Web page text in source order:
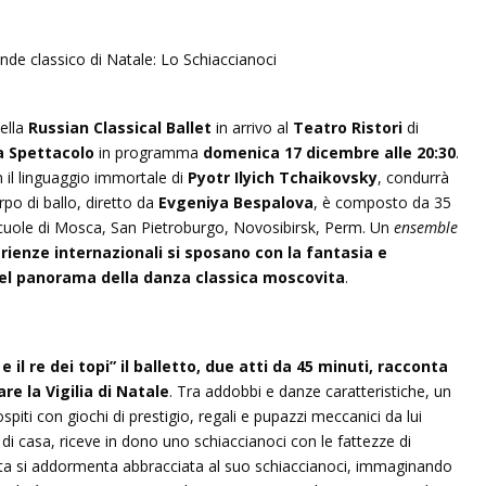
Russian Classical Ballet in arrivo al Teatro Ristoridi
Spettacolo in programma domenica 17 dicembre alle 20:30.
linguaggio immortale di Pyotr Ilyich Tchaikovsky, condurrà
di ballo, diretto da Evgeniya Bespalova, è composto da 35
di Mosca, San Pietroburgo, Novosibirsk, Perm. Un ensemble
internazionali si sposano con la fantasia e
panorama della danza classica moscovita.
il re dei topi” il balletto, due atti da 45 minuti, racconta
la Vigilia di Natale. Tra addobbi e danze caratteristiche, un
con giochi di prestigio, regali e pupazzi meccanici da lui
casa, riceve in dono uno schiaccianoci con le fattezze di
si addormenta abbracciata al suo schiaccianoci, immaginando